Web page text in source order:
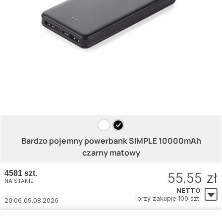
Bardzo pojemny powerbank SIMPLE 10000mAh
czarny matowy
4581 szt.
NA STANIE
20:06 09.08.2026
55.55 zł
NETTO
przy zakupie 100 szt.